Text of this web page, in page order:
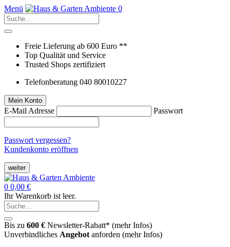
Menü 0
Freie Lieferung ab 600 Euro **
Top Qualität und Service
Trusted Shops zertifiziert
Telefonberatung 040 80010227
Mein Konto
E-Mail Adresse Passwort
Passwort vergessen?
Kundenkonto eröffnen
weiter
0 0,00 €
Ihr Warenkorb ist leer.
Bis zu 600 € Newsletter-Rabatt* (mehr Infos)
Unverbindliches Angebot anforden (mehr Infos)